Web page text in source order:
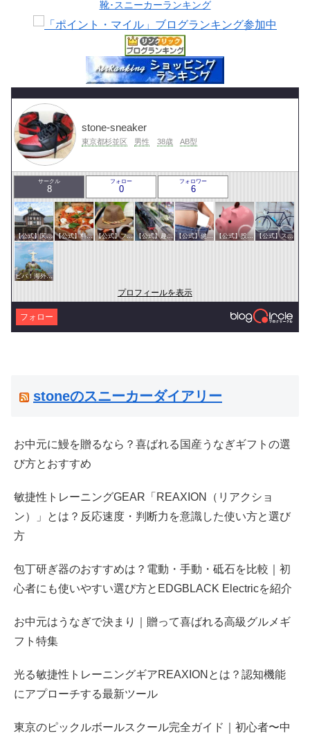
靴･スニーカーランキング
stone-sneaker
東京都杉並区 男性 38歳 AB型
サークル
8
フォロー
0
フォロワー
6
【公式】関東サークル 【公式】料理・グルメサークル 【公式】ファッション・美容サークル 【公式】趣味サークル 【公式】健康・医療サークル 【公式】投資・マネーサークル 【公式】スポーツ・アウトドアサークル
ビバ！海外生活
プロフィールを表示
フォロー
stoneのスニーカーダイアリー
お中元に鰻を贈るなら？喜ばれる国産うなぎギフトの選
び方とおすすめ
敏捷性トレーニングGEAR「REAXION（リアクショ
ン）」とは？反応速度・判断力を意識した使い方と選び
方
包丁研ぎ器のおすすめは？電動・手動・砥石を比較｜初
心者にも使いやすい選び方とEDGBLACK Electricを紹介
お中元はうなぎで決まり｜贈って喜ばれる高級グルメギ
フト特集
光る敏捷性トレーニングギアREAXIONとは？認知機能
にアプローチする最新ツール
東京のピックルボールスクール完全ガイド｜初心者〜中